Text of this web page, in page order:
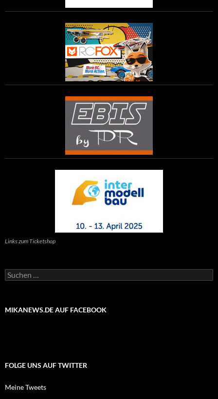
Links zum Ticketshop
Suchen
nach:
MIKANEWS.DE AUF FACEBOOK
FOLGE UNS AUF TWITTER
Meine Tweets